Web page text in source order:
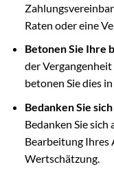
Raten oder eine
Betonen Sie Ihre
der
betonen Sie dies
Bedanken Sie
Bedanken Sie sich
Bearbeitung Ihres
Wertschätzung.